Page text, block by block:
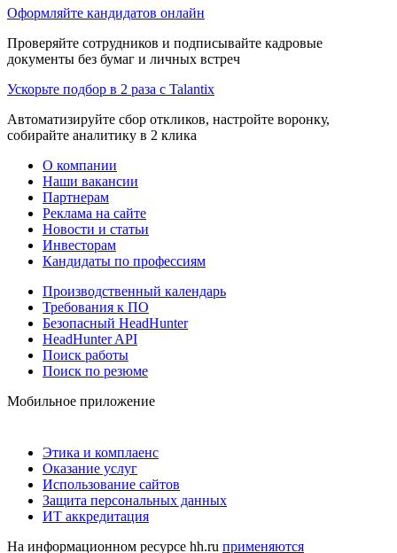
Оформляйте кандидатов онлайн
Проверяйте сотрудников и подписывайте кадровые
документы без бумаг и личных встреч
Ускорьте подбор в 2 раза с Talantix
Автоматизируйте сбор откликов, настройте воронку,
собирайте аналитику в 2 клика
О компании
Наши вакансии
Партнерам
Реклама на сайте
Новости и статьи
Инвесторам
Кандидаты по профессиям
Производственный календарь
Требования к ПО
Безопасный HeadHunter
HeadHunter API
Поиск работы
Поиск по резюме
Мобильное приложение
Этика и комплаенс
Оказание услуг
Использование сайтов
Защита персональных данных
ИТ аккредитация
На информационном ресурсе hh.ru применяются